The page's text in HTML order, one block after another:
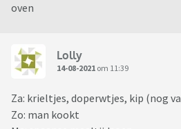
oven
Lolly
14-08-2021 om 11:39
Za: krieltjes, doperwtjes, kip (nog
Zo: man kookt